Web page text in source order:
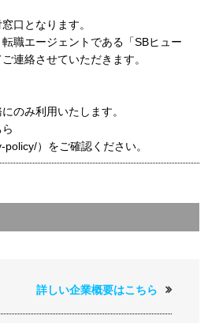
口となります。
職エージェントである「SBヒュー
連絡させていただきます。
のみ利用いたします。
）をご確認ください。
詳しい企業概要はこちら